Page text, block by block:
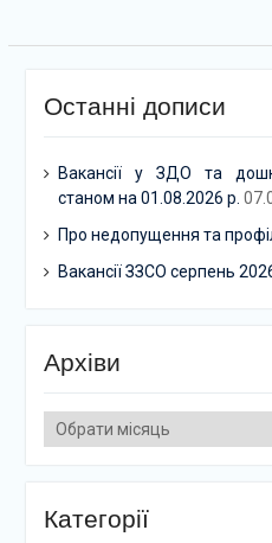
Останні дописи
Вакансії у ЗДО та
станом на 01.08.2026 р.
Про недопущення та
Вакансії ЗЗСО серпень
Архіви
Архіви
Категорії